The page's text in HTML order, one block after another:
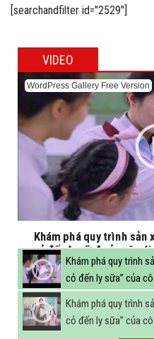
[searchandfilter id="2529"]
VIDEO
WordPress Gallery Free Version
Khám phá quy trình sản
cỏ đến ly sữa” của cô gái
Khám phá quy trình
cỏ đến ly sữa” của
Khám phá quy trình
cỏ đến ly sữa” của